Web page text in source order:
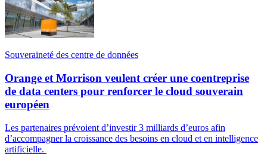
Souveraineté des centre de données
Orange et Morrison veulent créer une coentreprise
de data centers pour renforcer le cloud souverain
européen
Les partenaires prévoient d’investir 3 milliards d’euros afin
d’accompagner la croissance des besoins en cloud et en intelligence
artificielle.